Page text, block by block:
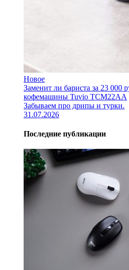
Новое
Заменит ли бариста за 23 000
кофемашины Tuvio TCM22AA
Забываем про дрипы и турки.
31.07.2026
Последние публикации